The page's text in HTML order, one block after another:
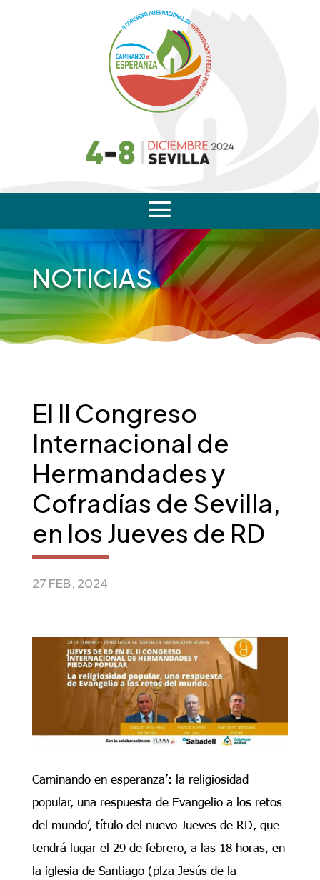
a
NOTICIAS
El II Congreso
Internacional de
Hermandades y
Cofradías de Sevilla,
en los Jueves de RD
27 FEB, 2024
Caminando en esperanza’: la religiosidad
popular, una respuesta de Evangelio a los retos
del mundo’, título del nuevo Jueves de RD, que
tendrá lugar el 29 de febrero, a las 18 horas, en
la iglesia de Santiago (plza Jesús de la